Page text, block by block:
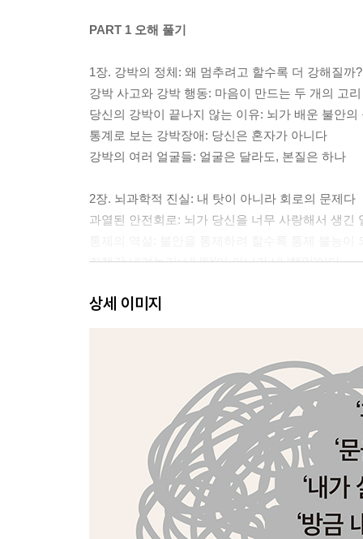
PART 1 오해 풀기
1장. 강박의 정체: 왜 멈추려고 할수록 더 강해질까?
강박 사고와 강박 행동: 마음이 만드는 두 개의 고리
당신의 강박이 끝나지 않는 이유: 뇌가 배운 불안의
통계로 보는 강박장애: 당신은 혼자가 아니다
강박의 여러 얼굴들: 얼굴은 달라도, 본질은 하나
2장. 뇌과학적 진실: 내 탓이 아니라 회로의 문제다
과열된 안전회로: 뇌가 당신을 너무 사랑해서 생긴
죄책감 내려놓기: 내 ‘탓’이 아니라 내 ‘책임’이다
3장. 관점 바꾸기: 생각은 죄가 없다
수용의 태도: 불안은 제거 대상이 아니라 수용 대상
PART 2 훈련하기
4장. 알아차림: 자동문에 브레이크 걸기
관찰자 연습: 생각에 휩쓸리는 나 VS 생각을 바라
인지의 흐름을 바라보기: 자동문에서 수동문으로,
감정·생각 기록 실습: 머릿속 불안을 종이 위에 ‘박
상세 이미지